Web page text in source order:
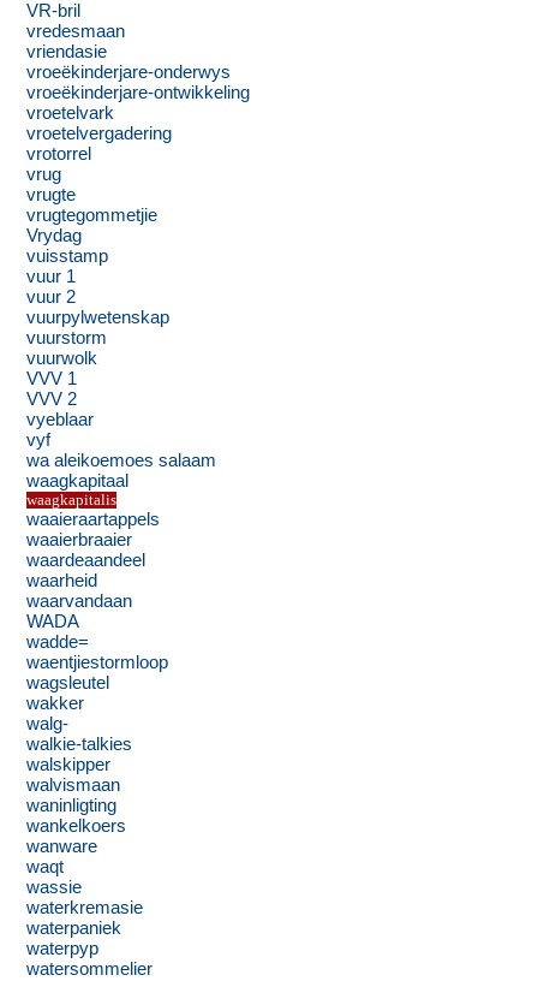
VR-bril
vredesmaan
vriendasie
vroeëkinderjare-onderwys
vroeëkinderjare-ontwikkeling
vroetelvark
vroetelvergadering
vrotorrel
vrug
vrugte
vrugtegommetjie
Vrydag
vuisstamp
vuur 1
vuur 2
vuurpylwetenskap
vuurstorm
vuurwolk
VVV 1
VVV 2
vyeblaar
vyf
wa aleikoemoes salaam
waagkapitaal
waagkapitalis
waaieraartappels
waaierbraaier
waardeaandeel
waarheid
waarvandaan
WADA
wadde=
waentjiestormloop
wagsleutel
wakker
walg-
walkie-talkies
walskipper
walvismaan
waninligting
wankelkoers
wanware
waqt
wassie
waterkremasie
waterpaniek
waterpyp
watersommelier